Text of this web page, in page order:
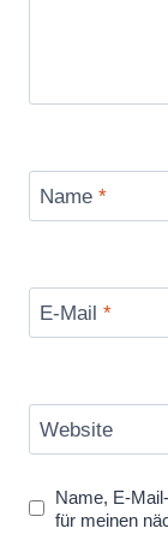
Name *
E-Mail *
Website
Name, E-
für meinen